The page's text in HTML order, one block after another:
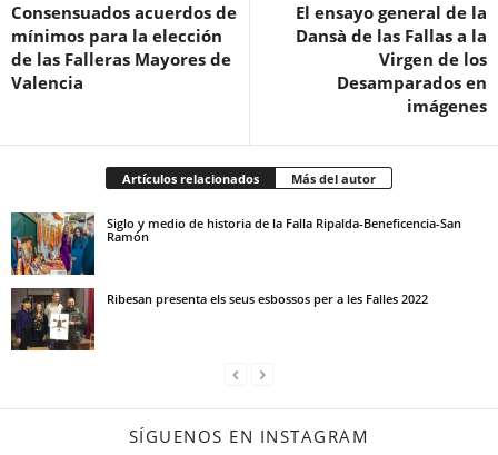
Consensuados acuerdos de
mínimos para la elección
de las Falleras Mayores de
Valencia
El ensayo general de la
Dansà de las Fallas a la
Virgen de los
Desamparados en
imágenes
Artículos relacionados Más del autor
Siglo y medio de historia de la Falla Ripalda-Beneficencia-San
Ramón
Ribesan presenta els seus esbossos per a les Falles 2022
SÍGUENOS EN INSTAGRAM